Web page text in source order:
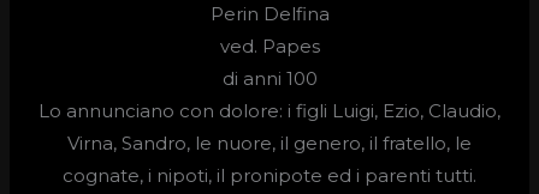
Perin Delfina
ved. Papes
di anni 100
Lo annunciano con dolore: i figli Luigi, Ezio, Claudio,
Virna, Sandro, le nuore, il genero, il fratello, le
cognate, i nipoti, il pronipote ed i parenti tutti.